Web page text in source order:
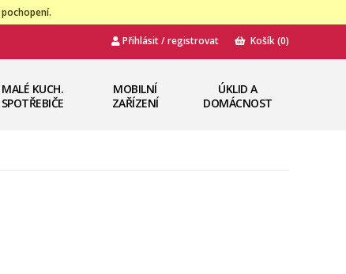
Přihlásit / registrovat Košík(0)
MALÉ KUCH.
SPOTŘEBIČE
MOBILNÍ
ZAŘÍZENÍ
ÚKLID A
DOMÁCNOST